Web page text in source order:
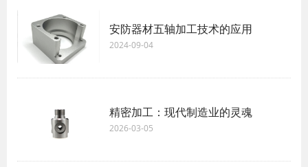
安防器材五轴加工技术的应用
2024-09-04
精密加工：现代制造业的灵魂
2026-03-05